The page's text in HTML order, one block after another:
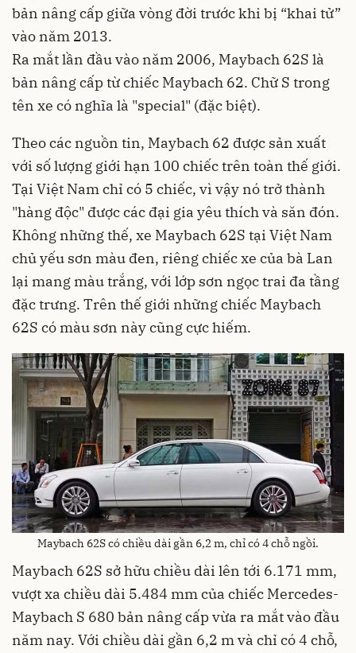
bản nâng cấp giữa vòng đời trước khi bị “khai tử”
vào năm 2013.
Ra mắt lần đầu vào năm 2006, Maybach 62S là
bản nâng cấp từ chiếc Maybach 62. Chữ S trong
tên xe có nghĩa là "special" (đặc biệt).
Theo các nguồn tin, Maybach 62 được sản xuất
với số lượng giới hạn 100 chiếc trên toàn thế giới.
Tại Việt Nam chỉ có 5 chiếc, vì vậy nó trở thành
"hàng độc" được các đại gia yêu thích và săn đón.
Không những thế, xe Maybach 62S tại Việt Nam
chủ yếu sơn màu đen, riêng chiếc xe của bà Lan
lại mang màu trắng, với lớp sơn ngọc trai đa tầng
đặc trưng. Trên thế giới những chiếc Maybach
62S có màu sơn này cũng cực hiếm.
Maybach 62S có chiều dài gần 6,2 m, chỉ có 4 chỗ ngồi.
Maybach 62S sở hữu chiều dài lên tới 6.171 mm,
vượt xa chiều dài 5.484 mm của chiếc Mercedes-
Maybach S 680 bản nâng cấp vừa ra mắt vào đầu
năm nay. Với chiều dài gần 6,2 m và chỉ có 4 chỗ,